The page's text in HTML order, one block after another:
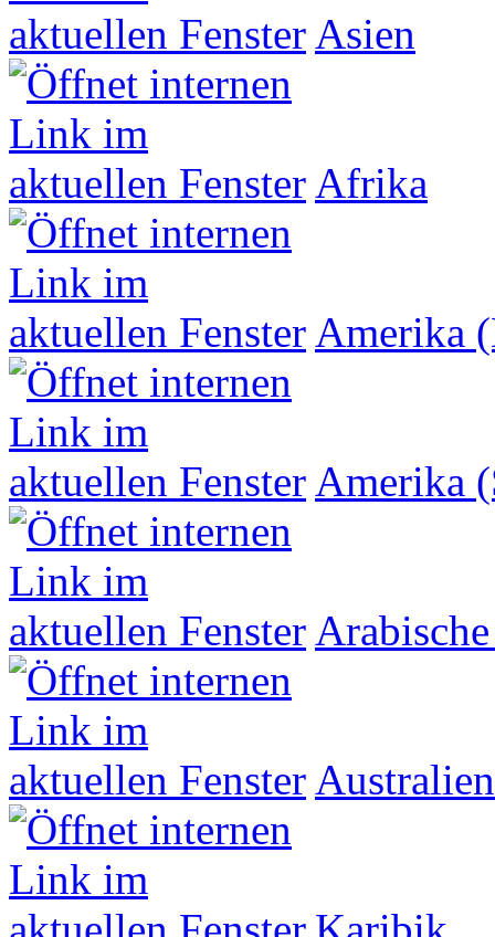
Asien
Afrika
Amerika
Amerika
Australien